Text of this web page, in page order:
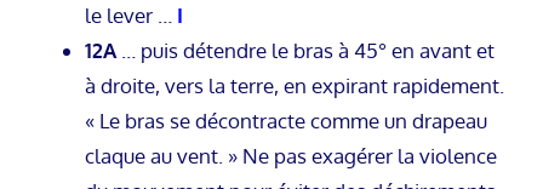
le lever … I
12A … puis détendre le bras à 45° en avant et
à droite, vers la terre, en expirant rapidement.
« Le bras se décontracte comme un drapeau
claque au vent. » Ne pas exagérer la violence